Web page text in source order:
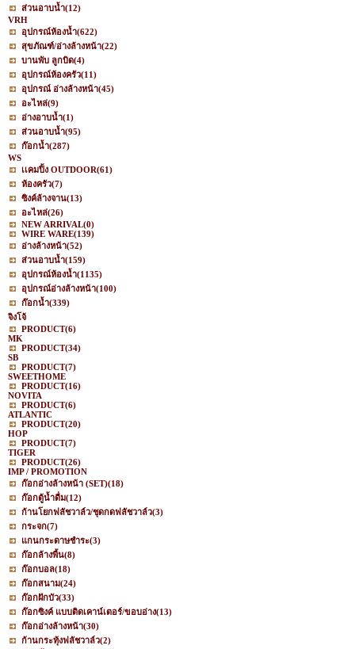
ส่วนอาบน้ำ(12)
VRH
อุปกรณ์ห้องน้ำ(622)
สุขภัณฑ์/อ่างล้างหน้า(22)
บานพับ ลูกบิด(4)
อุปกรณ์ห้องครัว(11)
อุปกรณ์ อ่างล้างหน้า(45)
อะไหล่(9)
อ่างอาบน้ำ(1)
ส่วนอาบน้ำ(95)
ก๊อกน้ำ(287)
WS
เเคมปิ้ง OUTDOOR(61)
ห้องครัว(7)
ซิงค์ล้างจาน(13)
อะไหล่(26)
NEW ARRIVAL(0)
WIRE WARE(139)
อ่างล้างหน้า(52)
ส่วนอาบน้ำ(159)
อุปกรณ์ห้องน้ำ(1135)
อุปกรณ์อ่างล้างหน้า(100)
ก๊อกน้ำ(339)
จิงโจ้
PRODUCT(6)
MK
PRODUCT(34)
SB
PRODUCT(7)
SWEETHOME
PRODUCT(16)
NOVITA
PRODUCT(6)
ATLANTIC
PRODUCT(20)
HOP
PRODUCT(7)
TIGER
PRODUCT(26)
IMP / PROMOTION
ก๊อกอ่างล้างหน้า (SET)(18)
ก๊อกตู้น้ำดื่ม(12)
ก้านโยกฟลัชวาล์ว/ชุดกดฟลัชวาล์ว(3)
กระจก(7)
แกนกระดาษชำระ(3)
ก๊อกล้างพื้น(8)
ก๊อกบอล(18)
ก๊อกสนาม(24)
ก๊อกฝักบัว(33)
ก๊อกซิงค์ แบบติดเคาน์เตอร์/ขอบอ่าง(13)
ก๊อกอ่างล้างหน้า(30)
ก้านกระทุ้งฟลัชวาล์ว(2)